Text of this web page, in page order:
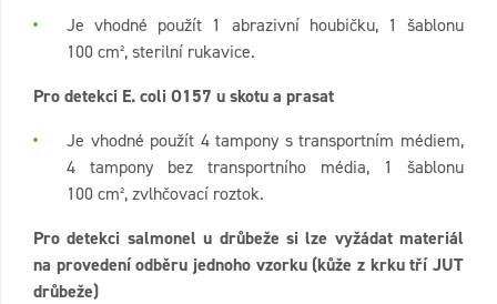
Je vhodné použít 1 abrazivní houbičku, 1 šablonu
100 cm², sterilní rukavice.
Pro detekci E. coli O157 uskotu a prasat
Je vhodné použít 4 tampony s transportním médiem,
4 tampony bez transportního média, 1 šablonu
100 cm², zvlhčovací roztok.
Pro detekci salmonel u drůbeže si lze vyžádat materiál
na provedení odběru jednoho vzorku (kůže z krku tří JUT
drůbeže)